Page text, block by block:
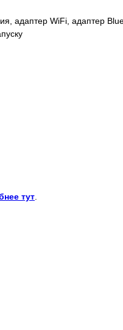
адаптер WiFi, адаптер
тут